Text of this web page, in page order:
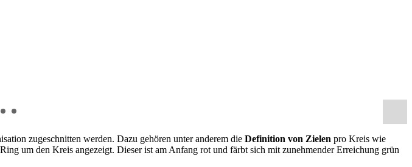
zugeschnitten werden. Dazu gehören unter anderem die Definition von Zielen pro Kreis wie
um den Kreis angezeigt. Dieser ist am Anfang rot und färbt sich mit zunehmender Erreichung grün